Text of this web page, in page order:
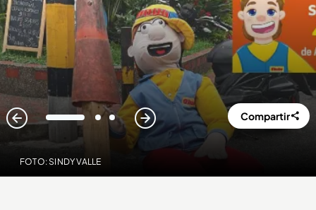
FOTO: SINDY VALLE
1 2 3 Compartir